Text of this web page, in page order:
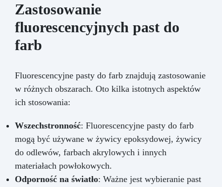
Zastosowanie
fluorescencyjnych past do
farb
Fluorescencyjne pasty do farb znajdują zastosowanie
w różnych obszarach. Oto kilka istotnych aspektów
ich stosowania:
Wszechstronność: Fluorescencyjne pasty do farb
mogą być używane w żywicy epoksydowej, żywicy
do odlewów, farbach akrylowych i innych
materiałach powłokowych.
Odporność na światło: Ważne jest wybieranie past